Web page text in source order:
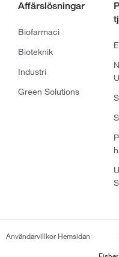
Affärslösningar
Biofarmaci
Bioteknik
Industri
Green Solutions
Användarvillkor Hemsidan